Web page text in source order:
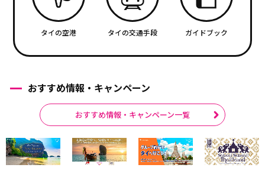
タイの空港 タイの交通手段 ガイドブック
おすすめ情報・キャンペーン
おすすめ情報・キャンペーン一覧